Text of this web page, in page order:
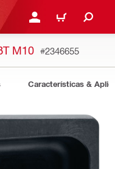
INICIE SESIÓN O
CARRITO
M10 #2346655
Características &